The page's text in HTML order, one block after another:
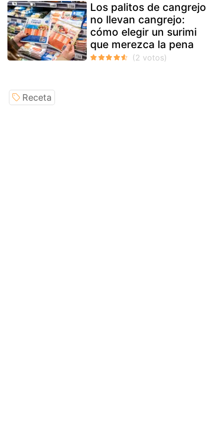
Los palitos de cangrejo
no llevan cangrejo:
cómo elegir un surimi
que merezca la pena
Receta